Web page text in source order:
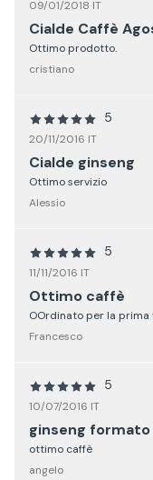
09/01/2018 IT
Cialde Caffè
Ottimo prodotto.
cristiano
5
20/11/2016 IT
Cialde ginseng
Ottimo servizio
Alessio
5
11/11/2016 IT
Ottimo caffè
OOrdinato per la
Francesco
5
10/07/2016 IT
ginseng
ottimo caffè
angelo